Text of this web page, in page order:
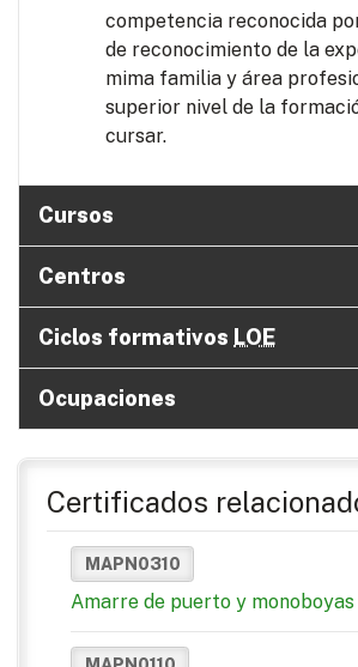
competencia reconocida
de reconocimiento de la
mima familia y área
superior nivel de la
cursar.
Cursos
Centros
Ciclos formativos LOE
Ocupaciones
Certificados
MAPN0310
Amarre de puerto y monoboyas